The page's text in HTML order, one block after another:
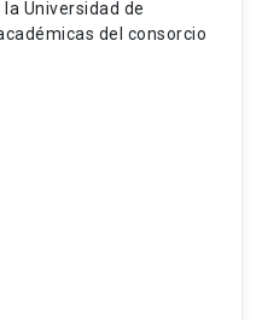
Universidad de
del consorcio